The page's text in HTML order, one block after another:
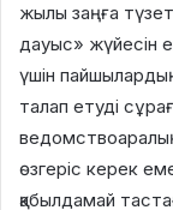
жылы заңға
дауыс» жүйесін
үшін
талап етуді
өзгеріс керек
қабылдамай